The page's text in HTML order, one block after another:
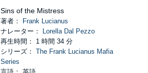
Sins of the Mistress
著者：
Frank Lucianus
ナレーター：
Lorella Dal Pezzo
再生時間： 1 時間 34 分
シリーズ： The Frank Lucianus Mafia
Series